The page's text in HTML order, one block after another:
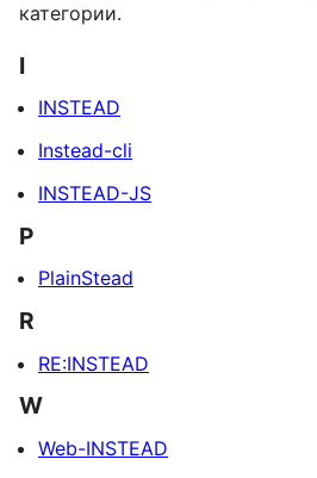
категории.
I
INSTEAD
Instead-cli
INSTEAD-JS
P
PlainStead
R
RE:INSTEAD
W
Web-INSTEAD